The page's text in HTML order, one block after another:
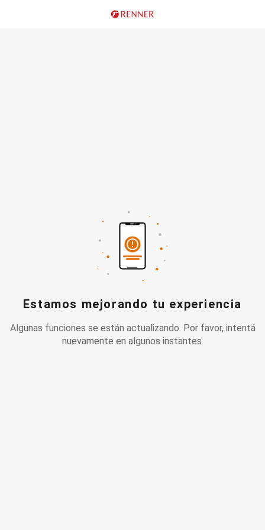
Estamos mejorando tu experiencia
Algunas funciones se están actualizando. Por favor, intentá
nuevamente en algunos instantes.